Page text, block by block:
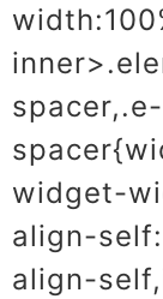
widget-
align-
align-